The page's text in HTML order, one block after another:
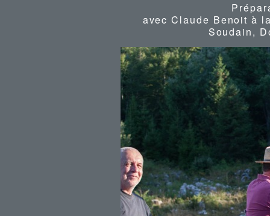
avec Claude Benoit à
Soudain,